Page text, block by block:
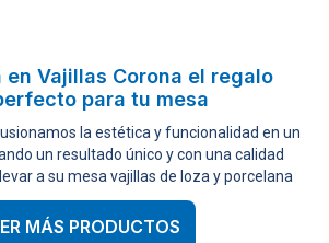
en Vajillas Corona el regalo
para tu mesa
la estética y funcionalidad en un
un resultado único y con una calidad
a su mesa vajillas de loza y porcelana
MÁS PRODUCTOS